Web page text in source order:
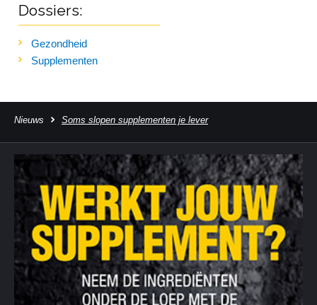
Dossiers:
Gezondheid
Supplementen
Nieuws Soms slopen supplementen je lever